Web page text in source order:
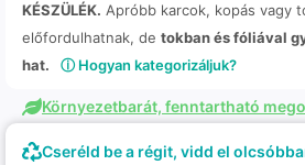
KÉSZÜLÉK. Apróbb karcok, kopás vagy
előfordulhatnak, de tokban és fóliával
hat.
ⓘ Hogyan kategorizáljuk?
Környezetbarát, fenntartható
Cseréld be a régit, vidd el